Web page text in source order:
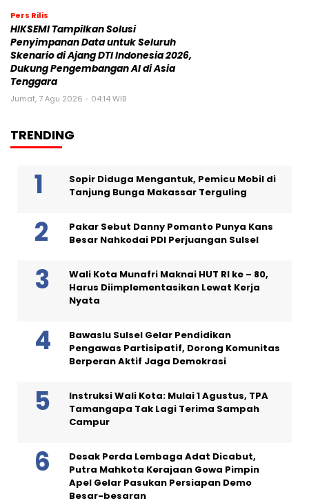
Pers Rilis
HIKSEMI Tampilkan Solusi
Penyimpanan Data untuk Seluruh
Skenario di Ajang DTI Indonesia 2026,
Dukung Pengembangan AI di Asia
Tenggara
Jumat, 7 Agu 2026 - 04:14 WIB
TRENDING
Sopir Diduga Mengantuk, Pemicu Mobil di
Tanjung Bunga Makassar Terguling
Pakar Sebut Danny Pomanto Punya Kans
Besar Nahkodai PDI Perjuangan Sulsel
Wali Kota Munafri Maknai HUT RI ke – 80,
Harus Diimplementasikan Lewat Kerja
Nyata
Bawaslu Sulsel Gelar Pendidikan
Pengawas Partisipatif, Dorong Komunitas
Berperan Aktif Jaga Demokrasi
Instruksi Wali Kota: Mulai 1 Agustus, TPA
Tamangapa Tak Lagi Terima Sampah
Campur
Desak Perda Lembaga Adat Dicabut,
Putra Mahkota Kerajaan Gowa Pimpin
Apel Gelar Pasukan Persiapan Demo
Besar-besaran